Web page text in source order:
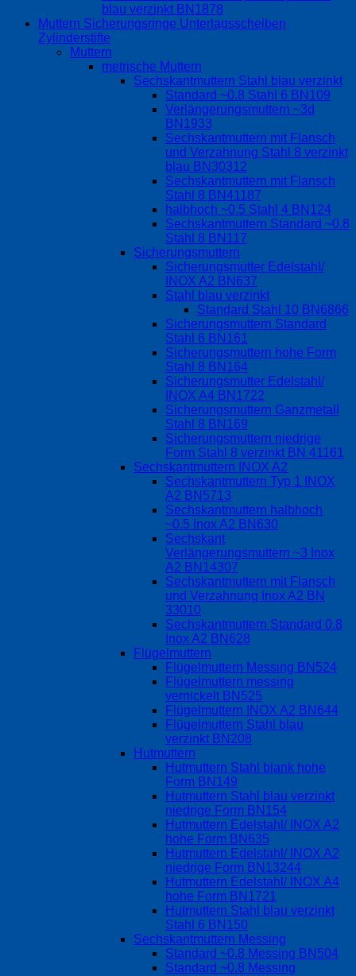
blau verzinkt BN1878
Muttern Sicherungsringe Unterlagsscheiben
Zylinderstifte
Muttern
metrische Muttern
Sechskantmuttern Stahl blau verzinkt
Standard ~0.8 Stahl 6 BN109
Verlängerungsmuttern ~3d
BN1933
Sechskantmuttern mit Flansch
und Verzahnung Stahl 8 verzinkt
blau BN30312
Sechskantmuttern mit Flansch
Stahl 8 BN41187
halbhoch ~0.5 Stahl 4 BN124
Sechskantmuttern Standard ~0.8
Stahl 8 BN117
Sicherungsmuttern
Sicherungsmutter Edelstahl/
INOX A2 BN637
Stahl blau verzinkt
Standard Stahl 10 BN6866
Sicherungsmuttern Standard
Stahl 6 BN161
Sicherungsmuttern hohe Form
Stahl 8 BN164
Sicherungsmutter Edelstahl/
INOX A4 BN1722
Sicherungsmuttern Ganzmetall
Stahl 8 BN169
Sicherungsmuttern niedrige
Form Stahl 8 verzinkt BN 41161
Sechskantmuttern INOX A2
Sechskantmuttern Typ 1 INOX
A2 BN5713
Sechskantmuttern halbhoch
~0.5 Inox A2 BN630
Sechskant
Verlängerungsmuttern ~3 Inox
A2 BN14307
Sechskantmuttern mit Flansch
und Verzahnung Inox A2 BN
33010
Sechskantmuttern Standard 0.8
Inox A2 BN628
Flügelmuttern
Flügelmuttern Messing BN524
Flügelmuttern messing
vernickelt BN525
Flügelmuttern INOX A2 BN644
Flügelmuttern Stahl blau
verzinkt BN208
Hutmuttern
Hutmuttern Stahl blank hohe
Form BN149
Hutmuttern Stahl blau verzinkt
niedrige Form BN154
Hutmuttern Edelstahl/ INOX A2
hohe Form BN635
Hutmuttern Edelstahl/ INOX A2
niedrige Form BN13244
Hutmuttern Edelstahl/ INOX A4
hohe Form BN1721
Hutmuttern Stahl blau verzinkt
Stahl 6 BN150
Sechskantmuttern Messing
Standard ~0.8 Messing BN504
Standard ~0.8 Messing